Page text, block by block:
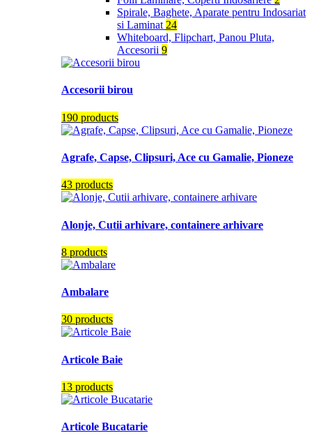
Spirale, Baghete, Aparate pentru Indosariat
si Laminat 24
Whiteboard, Flipchart, Panou Pluta,
Accesorii 9
Accesorii birou
190 products
Agrafe, Capse, Clipsuri, Ace cu Gamalie, Pioneze
43 products
Alonje, Cutii arhivare, containere arhivare
8 products
Ambalare
30 products
Articole Baie
13 products
Articole Bucatarie